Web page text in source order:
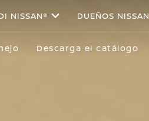
NISSAN® DUEÑOS NISSAN
Descarga el catálogo